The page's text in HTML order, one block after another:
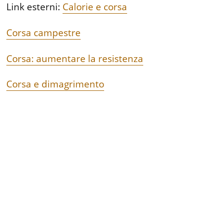
Link esterni: Calorie e corsa
Corsa campestre
Corsa: aumentare la resistenza
Corsa e dimagrimento